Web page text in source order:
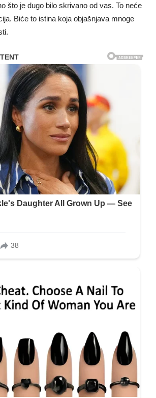
što je dugo bilo skrivano od vas. To neće
Biće to istina koja objašnjava mnoge